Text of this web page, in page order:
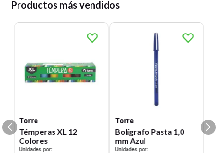
Productos más vendidos
Torre
Témperas XL 12
Colores
Unidades por:
Torre
Bolígrafo Pasta 1,0
mm Azul
Unidades por: